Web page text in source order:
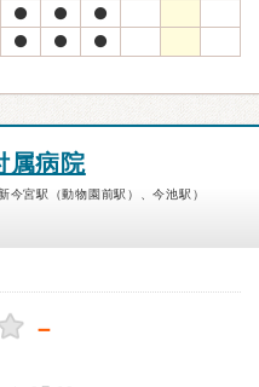
属病院
今宮駅（動物園前駅）、今池駅）
－